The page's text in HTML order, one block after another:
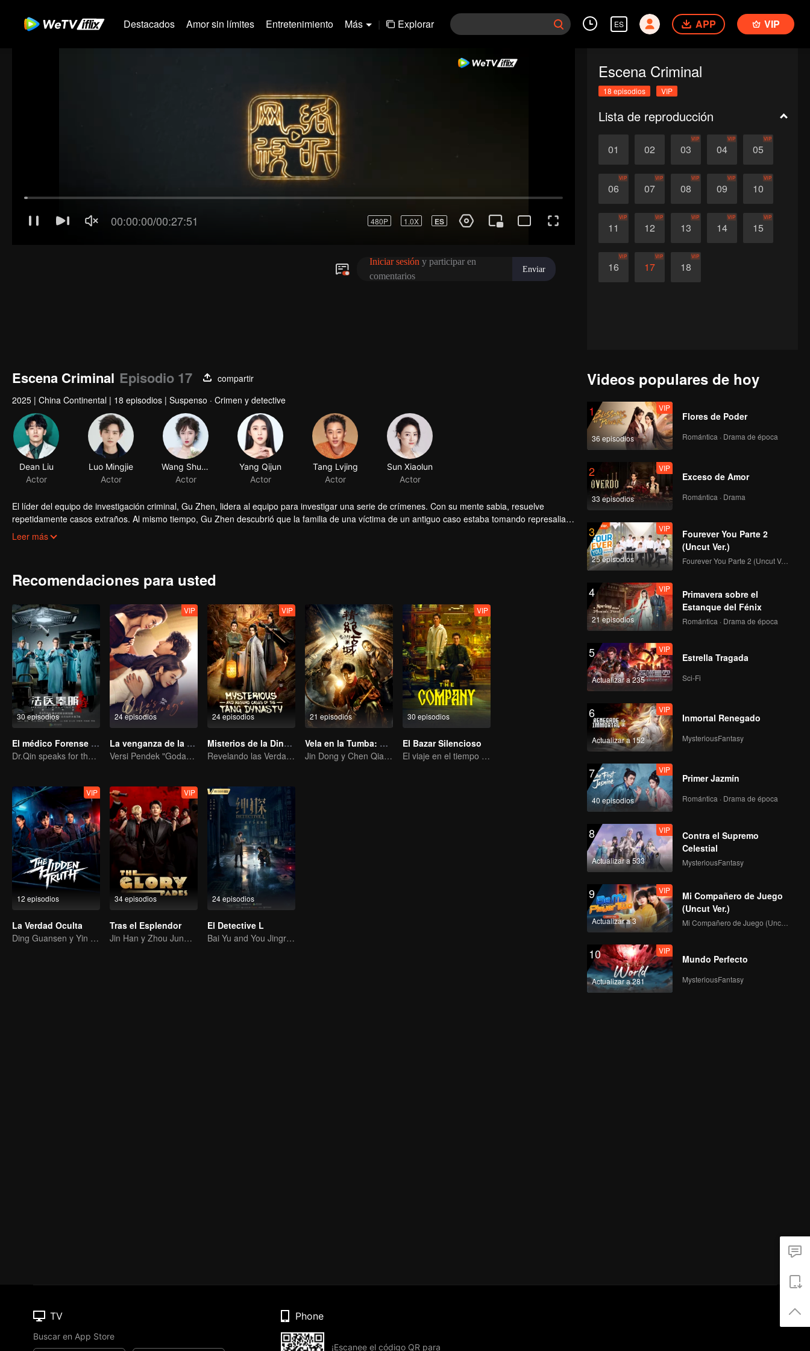
Destacados Amor sin límites Entretenimiento Más | Explorar ES APP VIP
Escena Criminal
18 episodios VIP
Lista de reproducción
01 02 03
VIP
04
VIP
05
VIP
06
VIP
07
VIP
08
VIP
09
VIP
10
VIP
11
VIP
12
VIP
13
VIP
14
VIP
15
VIP
16
VIP
17
VIP
18
VIP
Escena Criminal Episodio 17
compartir
2025 | China Continental | 18 episodios | Suspenso · Crimen y detective
Dean Liu
Actor
Luo Mingjie
Actor
Wang Shuang
Actor
Yang Qijun
Actor
Tang Lvjing
Actor
El líder del equipo de investigación criminal, Gu Zhen, lidera al equipo para investigar una serie de crímenes. Con su mente sabia, resuelve
repetidamente casos extraños. Al mismo tiempo, Gu Zhen descubrió que la familia de una víctima de un antiguo caso estaba tomando represalias
contra él. Para proteger a la gente, a sus familiares y amigos, Gu Zhen luchó contra los Vengadores ennegrecidos y, finalmente, los criminales
Leer más
Recomendaciones para usted
30 episodios
El médico Forense Dr. Qin: Supervivientes
Dr.Qin speaks for the dead.
24 episodios
VIP
La venganza de la esposa
Versi Pendek "Godaan Pulang"
24 episodios
VIP
Misterios de la Dinastía Tang
Revelando las Verdades Oscuras en la Edad Dorada de Chang'an
21 episodios
Vela en la Tumba: Ciudad Misteriosa
Jin Dong y Chen Qiaoen comienzaron una aventura
30 episodios
VIP
El Bazar Silencioso
El viaje en el tiempo de Gao Weiguang y Liang Jingkang
12 episodios
VIP
La Verdad Oculta
Ding Guansen y Yin Xiaotian protagonizan este intenso thriller criminal centrado en un caso sin resolver enterrado en el tiempo.
34 episodios
VIP
Tras el Esplendor
Jin Han y Zhou Junwei: Los hermanos de élite se lanzan a la aventura.
24 episodios
El Detective L
Bai Yu and You Jingru Became the super detective
Videos populares de hoy
1
36 episodios
VIP
Flores de Poder
Romántica · Drama de época
2
33 episodios
VIP
Exceso de Amor
Romántica · Drama
3
25 episodios
VIP
Fourever You Parte 2
(Uncut Ver.)
Fourever You Parte 2 (Uncut Ver.)
4
21 episodios
VIP
Primavera sobre el
Estanque del Fénix
Romántica · Drama de época
5
Actualizar a 235
VIP
Estrella Tragada
Sci-Fi
6
Actualizar a 152
VIP
Inmortal Renegado
MysteriousFantasy
7
40 episodios
VIP
Primer Jazmín
Romántica · Drama de época
8
Actualizar a 533
VIP
Contra el Supremo
Celestial
MysteriousFantasy
9
Actualizar a 3
VIP
Mi Compañero de Juego
(Uncut Ver.)
Mi Compañero de Juego (Uncut Ver.)
10
Actualizar a 281
VIP
Mundo Perfecto
MysteriousFantasy
TV
Buscar en App Store
Phone
¡Escanee el código QR para